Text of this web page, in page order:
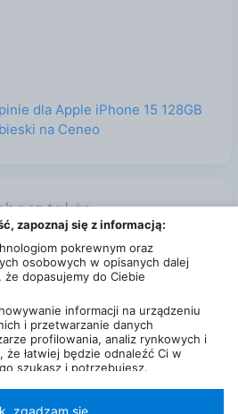
- są wielozadaniowe i
raczej się psuje niż polepsza,
pokonać tę barierę i po
się co do tego wątpliwości.
obłędny projekt Titan Natural -
- naprawdę daje poczucie
rozwiązań. Samo to
czyni to urządzenie
klasy.
dla Apple iPhone 15 128GB
na Ceneo
także
zapoznaj się z informacją:
pokrewnym oraz
osobowych w opisanych dalej
dopasujemy do Ciebie
informacji na urządzeniu
i przetwarzanie danych
profilowania, analiz rynkowych i
łatwiej będzie odnaleźć Ci w
szukasz i potrzebujesz.
nasi partnerzy (129 partnerów)
zgadzam się